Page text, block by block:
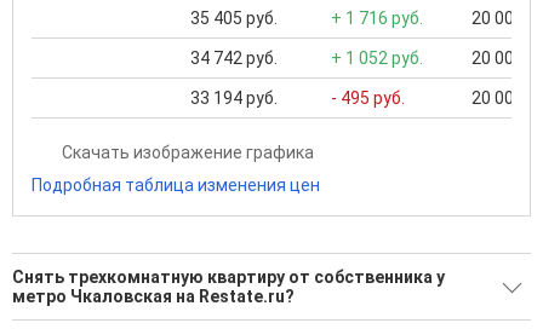
35 405 руб. + 1 716 руб. 20 000
34 742 руб. + 1 052 руб. 20 000
33 194 руб. - 495 руб. 20 000
Скачать изображение графика
Подробная таблица изменения цен
Снять трехкомнатную квартиру от собственника у
метро Чкаловская на Restate.ru?